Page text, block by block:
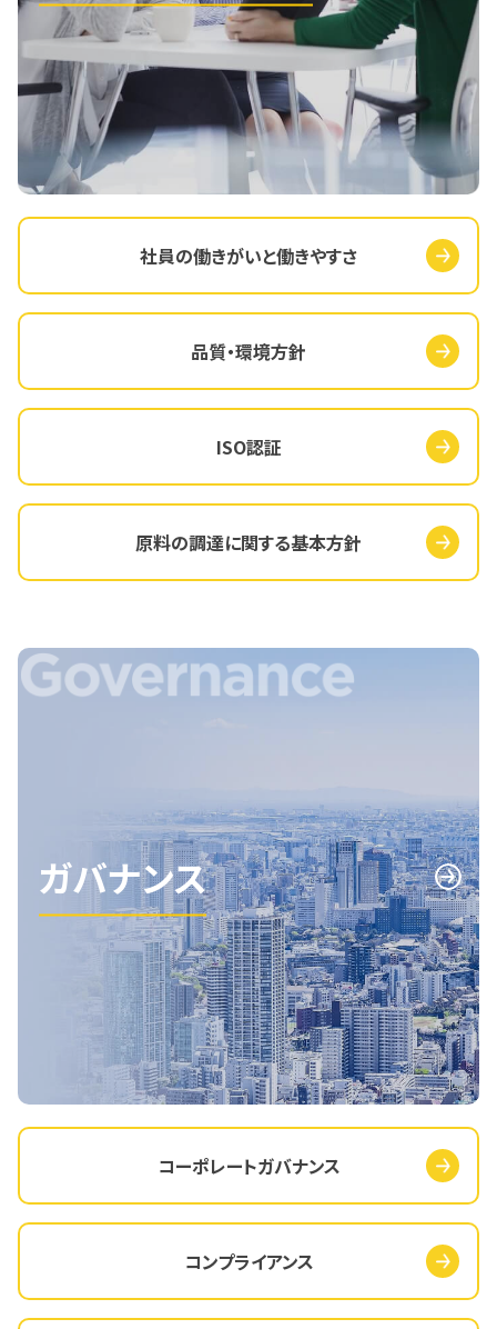
社員の働きがいと働きやすさ
品質・環境方針
ISO認証
原料の調達に関する基本方針
ガバナンス
コーポレートガバナンス
コンプライアンス